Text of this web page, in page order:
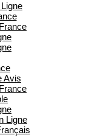
Avis
Ligne